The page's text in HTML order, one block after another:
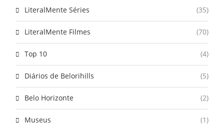
LiteralMente Séries (35)
LiteralMente Filmes (70)
Top 10 (4)
Diários de Belorihills (5)
Belo Horizonte (2)
Museus (1)